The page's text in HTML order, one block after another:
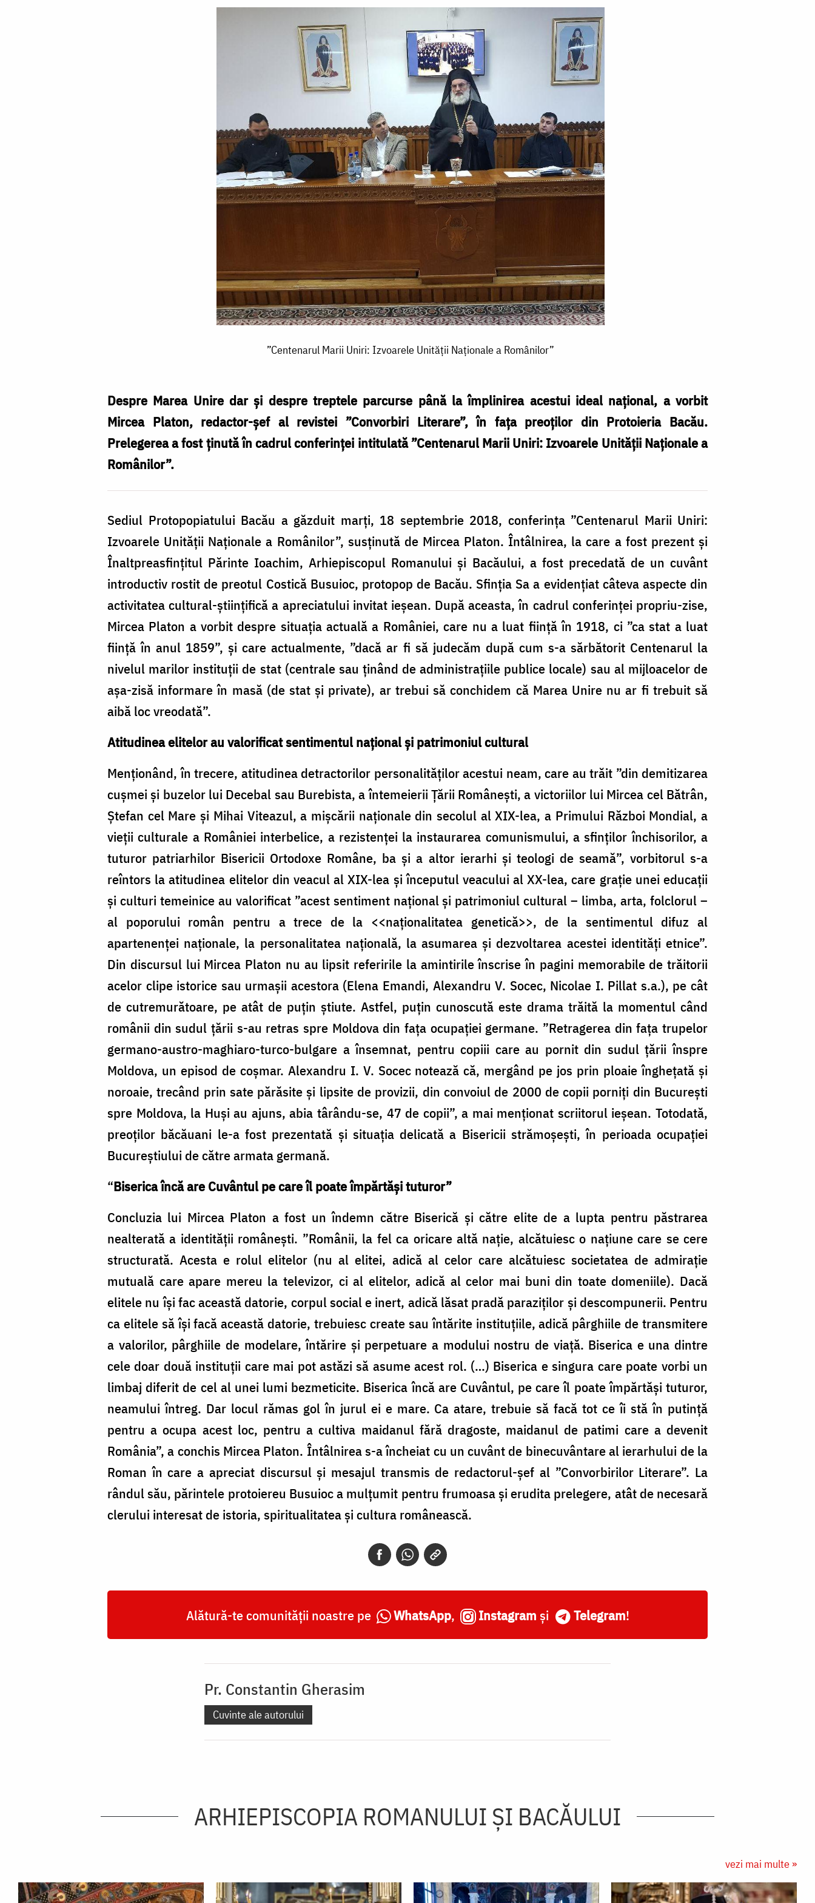
”Centenarul Marii Uniri: Izvoarele Unității Naționale a Românilor”
Despre Marea Unire dar și despre treptele parcurse până la împlinirea acestui ideal național, a vorbit
Mircea Platon, redactor-șef al revistei ”Convorbiri Literare”, în fața preoților din Protoieria Bacău.
Prelegerea a fost ţinută în cadrul conferinței intitulată ”Centenarul Marii Uniri: Izvoarele Unității Naționale a
Românilor”.
Sediul Protopopiatului Bacău a găzduit marţi, 18 septembrie 2018, conferința ”Centenarul Marii Uniri:
Izvoarele Unității Naționale a Românilor”, susţinută de Mircea Platon. Întâlnirea, la care a fost prezent și
Înaltpreasfințitul Părinte Ioachim, Arhiepiscopul Romanului și Bacăului, a fost precedată de un cuvânt
introductiv rostit de preotul Costică Busuioc, protopop de Bacău. Sfinția Sa a evidențiat câteva aspecte din
activitatea cultural-științifică a apreciatului invitat ieșean. După aceasta, în cadrul conferinței propriu-zise,
Mircea Platon a vorbit despre situația actuală a României, care nu a luat ființă în 1918, ci ”ca stat a luat
ființă în anul 1859”, și care actualmente, ”dacă ar fi să judecăm după cum s-a sărbătorit Centenarul la
nivelul marilor instituții de stat (centrale sau ținând de administrațiile publice locale) sau al mijloacelor de
așa-zisă informare în masă (de stat și private), ar trebui să conchidem că Marea Unire nu ar fi trebuit să
aibă loc vreodată”.
Atitudinea elitelor au valorificat sentimentul național și patrimoniul cultural
Menționând, în trecere, atitudinea detractorilor personalităților acestui neam, care au trăit ”din demitizarea
cușmei și buzelor lui Decebal sau Burebista, a întemeierii Țării Românești, a victoriilor lui Mircea cel Bătrân,
Ștefan cel Mare și Mihai Viteazul, a mișcării naționale din secolul al XIX-lea, a Primului Război Mondial, a
vieții culturale a României interbelice, a rezistenței la instaurarea comunismului, a sfinților închisorilor, a
tuturor patriarhilor Bisericii Ortodoxe Române, ba și a altor ierarhi și teologi de seamă”, vorbitorul s-a
reîntors la atitudinea elitelor din veacul al XIX-lea și începutul veacului al XX-lea, care grație unei educații
și culturi temeinice au valorificat ”acest sentiment național și patrimoniul cultural – limba, arta, folclorul –
al poporului român pentru a trece de la <<naționalitatea genetică>>, de la sentimentul difuz al
apartenenței naționale, la personalitatea națională, la asumarea și dezvoltarea acestei identități etnice”.
Din discursul lui Mircea Platon nu au lipsit referirile la amintirile înscrise în pagini memorabile de trăitorii
acelor clipe istorice sau urmașii acestora (Elena Emandi, Alexandru V. Socec, Nicolae I. Pillat s.a.), pe cât
de cutremurătoare, pe atât de puțin știute. Astfel, puțin cunoscută este drama trăită la momentul când
românii din sudul țării s-au retras spre Moldova din fața ocupației germane. ”Retragerea din fața trupelor
germano-austro-maghiaro-turco-bulgare a însemnat, pentru copiii care au pornit din sudul țării înspre
Moldova, un episod de coșmar. Alexandru I. V. Socec notează că, mergând pe jos prin ploaie înghețată și
noroaie, trecând prin sate părăsite și lipsite de provizii, din convoiul de 2000 de copii porniți din București
spre Moldova, la Huși au ajuns, abia târându-se, 47 de copii”, a mai menționat scriitorul ieșean. Totodată,
preoților băcăuani le-a fost prezentată și situația delicată a Bisericii strămoșești, în perioada ocupației
Bucureștiului de către armata germană.
“Biserica încă are Cuvântul pe care îl poate împărtăși tuturor”
Concluzia lui Mircea Platon a fost un îndemn către Biserică și către elite de a lupta pentru păstrarea
nealterată a identității românești. ”Românii, la fel ca oricare altă nație, alcătuiesc o națiune care se cere
structurată. Acesta e rolul elitelor (nu al elitei, adică al celor care alcătuiesc societatea de admirație
mutuală care apare mereu la televizor, ci al elitelor, adică al celor mai buni din toate domeniile). Dacă
elitele nu își fac această datorie, corpul social e inert, adică lăsat pradă paraziților și descompunerii. Pentru
ca elitele să își facă această datorie, trebuiesc create sau întărite instituțiile, adică pârghiile de transmitere
a valorilor, pârghiile de modelare, întărire și perpetuare a modului nostru de viață. Biserica e una dintre
cele doar două instituții care mai pot astăzi să asume acest rol. (…) Biserica e singura care poate vorbi un
limbaj diferit de cel al unei lumi bezmeticite. Biserica încă are Cuvântul, pe care îl poate împărtăși tuturor,
neamului întreg. Dar locul rămas gol în jurul ei e mare. Ca atare, trebuie să facă tot ce îi stă în putință
pentru a ocupa acest loc, pentru a cultiva maidanul fără dragoste, maidanul de patimi care a devenit
România”, a conchis Mircea Platon. Întâlnirea s-a încheiat cu un cuvânt de binecuvântare al ierarhului de la
Roman în care a apreciat discursul și mesajul transmis de redactorul-șef al ”Convorbirilor Literare”. La
rândul său, părintele protoiereu Busuioc a mulțumit pentru frumoasa și erudita prelegere, atât de necesară
clerului interesat de istoria, spiritualitatea și cultura românească.
Alătură-te comunității noastre pe WhatsApp, Instagram și Telegram!
Pr. Constantin Gherasim
Cuvinte ale autorului
ARHIEPISCOPIA ROMANULUI ŞI BACĂULUI
vezi mai multe »